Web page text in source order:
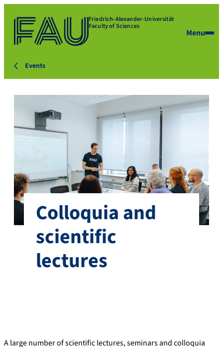
Friedrich-Alexander-Universität
Faculty of Sciences
Menu
Events
Colloquia and
scientific
lectures
A large number of scientific lectures, seminars and colloquia